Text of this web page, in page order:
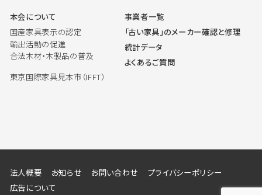
本会について
国産家具表示の認定
輸出活動の促進
合法木材・木製品の普及
東京国際家具見本市（IFFT）
事業者一覧
「古い家具」のメーカー確認と修理
統計データ
よくあるご質問
法人概要 お知らせ お問い合わせ
プライバシーポリシー
広告について